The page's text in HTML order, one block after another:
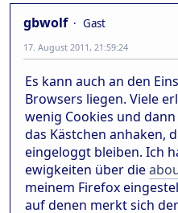
gbwolf
Gast
17. August 2011, 21:59:24
Es kann auch an den
Browsers liegen. Viele
wenig Cookies und
das Kästchen anhaken,
eingeloggt bleiben. Ich
ewigkeiten über die
meinem Firefox
auf denen merkt sich